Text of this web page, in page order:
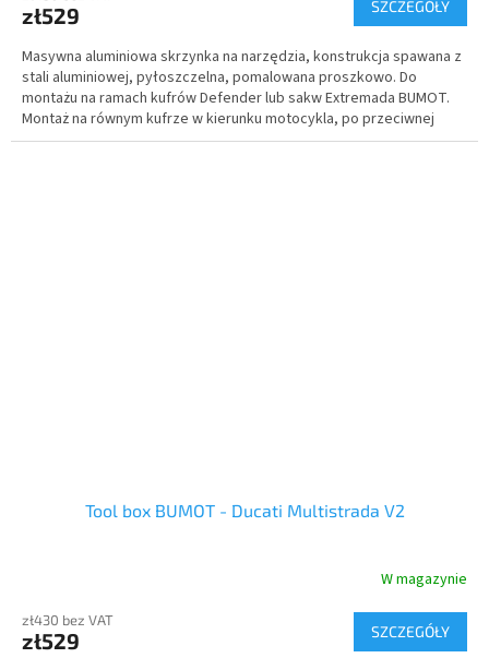
zł529 SZCZEGÓŁY
Masywna aluminiowa skrzynka na narzędzia, konstrukcja spawana z
stali aluminiowej, pyłoszczelna, pomalowana proszkowo. Do
montażu na ramach kufrów Defender lub sakw Extremada BUMOT.
Montaż na równym kufrze w kierunku motocykla, po przeciwnej
stronie do rury wydechowej. Komplet z zamkiem.
Tool box BUMOT - Ducati Multistrada V2
W magazynie
zł430 bez VAT
zł529 SZCZEGÓŁY